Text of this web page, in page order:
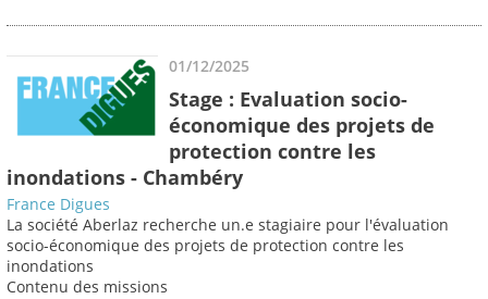
01/12/2025
Stage : Evaluation socio-
économique des projets de
protection contre les
inondations - Chambéry
France Digues
La société Aberlaz recherche un.e stagiaire pour l'évaluation
socio-économique des projets de protection contre les
inondations
Contenu des missions